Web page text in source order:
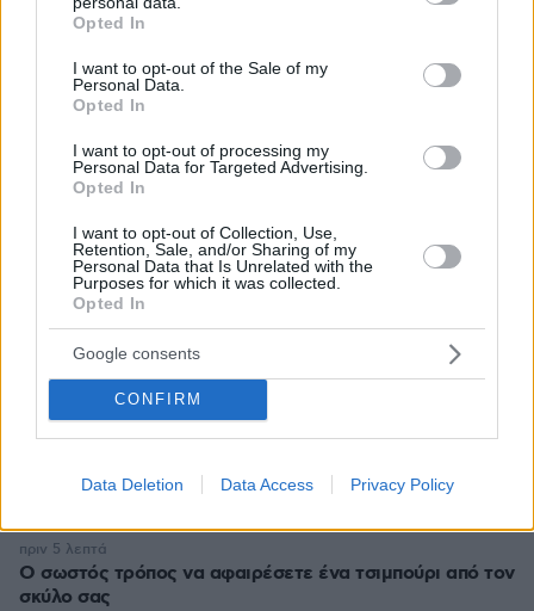
grant or deny consent to Google and its third-party tags to
use your data for below specified purposes in below Google
consent section.
Opted In
I want to opt-out of the Sale of my
Personal Data.
Opted In
I want to opt-out of processing my
Personal Data for Targeted Advertising.
Opted In
I want to opt-out of Collection, Use,
Retention, Sale, and/or Sharing of my
Personal Data that Is Unrelated with the
Purposes for which it was collected.
Opted In
Google consents
CONFIRM
Data Deletion Data Access Privacy Policy
στην Ελλάδα
03.08.2026, 11:06
Εθνική Τράπεζα: Η κορυφαία επιλογή για τη χρηματοδότηση
μεγάλων έργων
Διασκεδάζουμε υπεύθυνα, επιστρέφουμε με ασφάλεια
29.07.2026, 09:39
ΡΟΗ ΕΙΔΗΣΕΩΝ
Δεκαπέντε ταινίες που δεν μπορούμε να σταματήσουμε
Ο σωστός τρόπος να αφαιρέσετε ένα τσιμπούρι από τον
σκύλο σας
πριν 5 λεπτά